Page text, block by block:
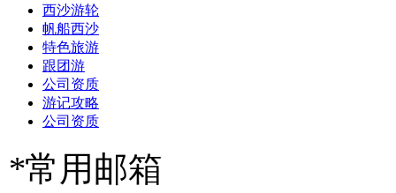
西沙游轮
帆船西沙
特色旅游
跟团游
公司资质
游记攻略
公司资质
*常用邮箱